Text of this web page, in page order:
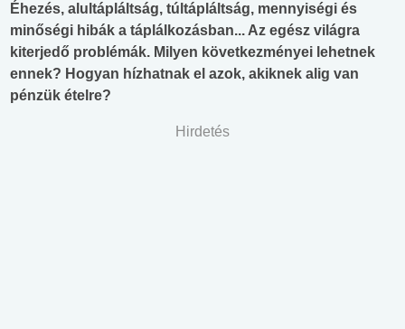
Éhezés, alultápláltság, túltápláltság, mennyiségi és
minőségi hibák a táplálkozásban... Az egész világra
kiterjedő problémák. Milyen következményei lehetnek
ennek? Hogyan hízhatnak el azok, akiknek alig van
pénzük ételre?
Hirdetés